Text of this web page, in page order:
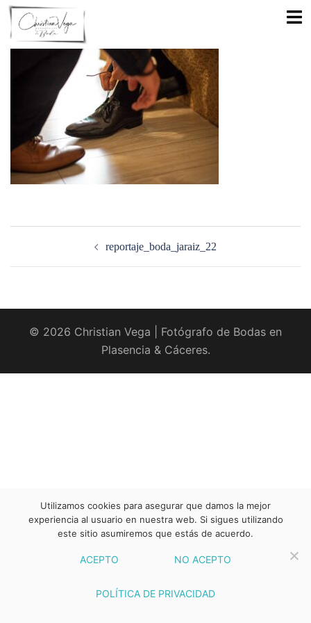
Saltar
contenido
reportaje_boda_jaraiz_22
© 2026 Christian Vega | Fotógrafo de Bodas en
Plasencia & Cáceres.
Utilizamos cookies para asegurar que damos la mejor
experiencia al usuario en nuestra web. Si sigues utilizando
este sitio asumiremos que estás de acuerdo.
ACEPTO NO ACEPTO
POLÍTICA DE PRIVACIDAD